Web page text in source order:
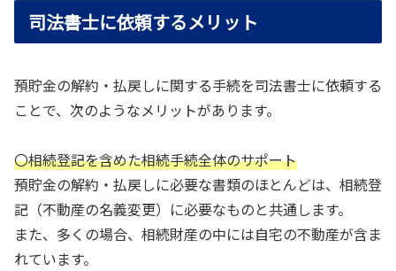
司法書士に依頼するメリット
預貯金の解約・払戻しに関する手続を司法書士に依頼する
ことで、次のようなメリットがあります。
〇相続登記を含めた相続手続全体のサポート
預貯金の解約・払戻しに必要な書類のほとんどは、相続登
記（不動産の名義変更）に必要なものと共通します。
また、多くの場合、相続財産の中には自宅の不動産が含ま
れています。